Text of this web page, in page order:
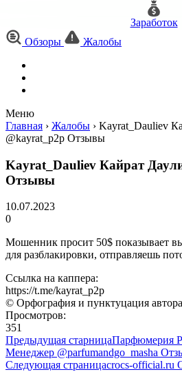
Заработок
Обзоры
Жалобы
Меню
Главная › Жалобы › Kayrat_Dauliev
@kayrat_p2p Отзывы
Kayrat_Dauliev Кайрат
Отзывы
10.07.2023
0
Мошенник просит 50$ показывает
для разблакировки, отправляешь
Ссылка на каппера:
https://t.me/kayrat_p2p
© Орфография и пунктуцация
Просмотров:
351
Предыдущая старницаПарфюмерия
Менеджер @parfumandgo_masha
Следующая страницаcrocs-official.ru